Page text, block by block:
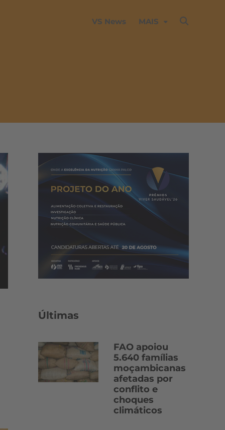
VS News MAIS
Últimas
FAO apoiou
5.640 famílias
moçambicanas
afetadas por
conflito e
choques
climáticos